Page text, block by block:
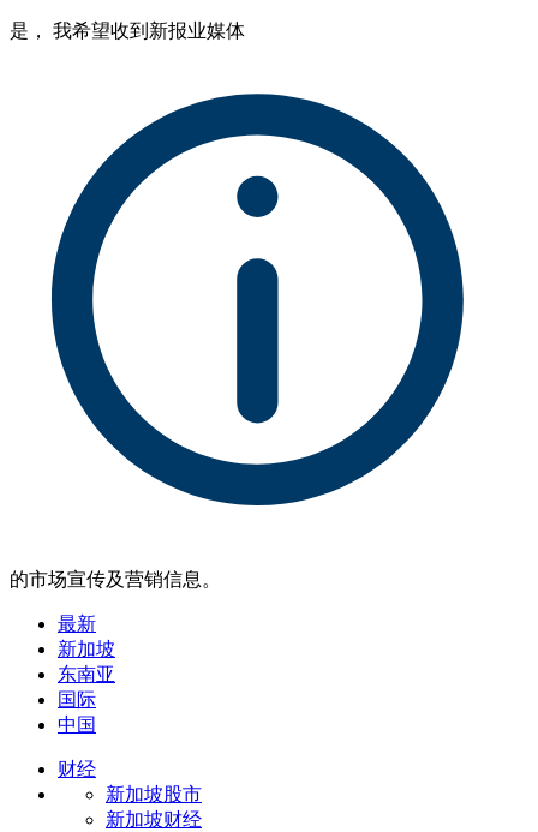
是， 我希望收到新报业媒体
的市场宣传及营销信息。
最新
新加坡
东南亚
国际
中国
财经
新加坡股市
新加坡财经